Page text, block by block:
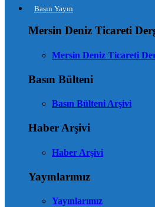
Basın Yayın
Mersin Deniz Ticareti
Mersin Deniz Ticareti
Basın Bülteni
Basın Bülteni Arşivi
Haber Arşivi
Haber Arşivi
Yayınlarımız
Yayınlarımız